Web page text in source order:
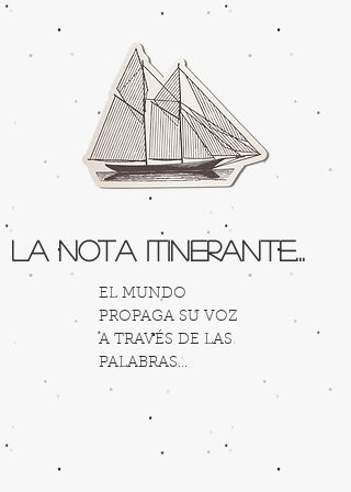
La Nota Itinerante...
EL MUNDO
PROPAGA SU VOZ
A TRAVÉS DE LAS
PALABRAS...